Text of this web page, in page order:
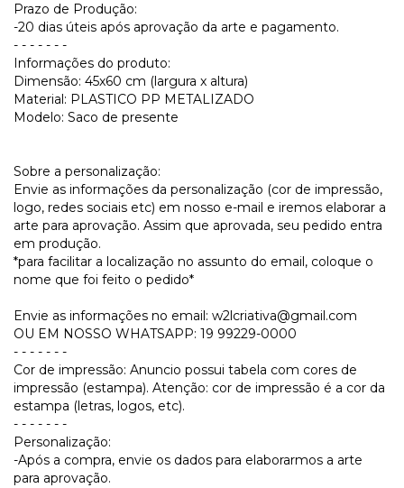
Prazo de Produção:
-20 dias úteis após aprovação da arte e pagamento.
- - - - - - -
Informações do produto:
Dimensão: 45x60 cm (largura x altura)
Material: PLASTICO PP METALIZADO
Modelo: Saco de presente
Sobre a personalização:
Envie as informações da personalização (cor de impressão,
logo, redes sociais etc) em nosso e-mail e iremos elaborar a
arte para aprovação. Assim que aprovada, seu pedido entra
em produção.
*para facilitar a localização no assunto do email, coloque o
nome que foi feito o pedido*
Envie as informações no email: w2lcriativa@gmail.com
OU EM NOSSO WHATSAPP: 19 99229-0000
- - - - - - -
Cor de impressão: Anuncio possui tabela com cores de
impressão (estampa). Atenção: cor de impressão é a cor da
estampa (letras, logos, etc).
- - - - - - -
Personalização:
-Após a compra, envie os dados para elaborarmos a arte
para aprovação.